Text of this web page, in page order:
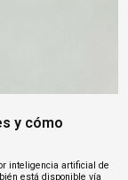
y cómo
inteligencia artificial de
está disponible vía